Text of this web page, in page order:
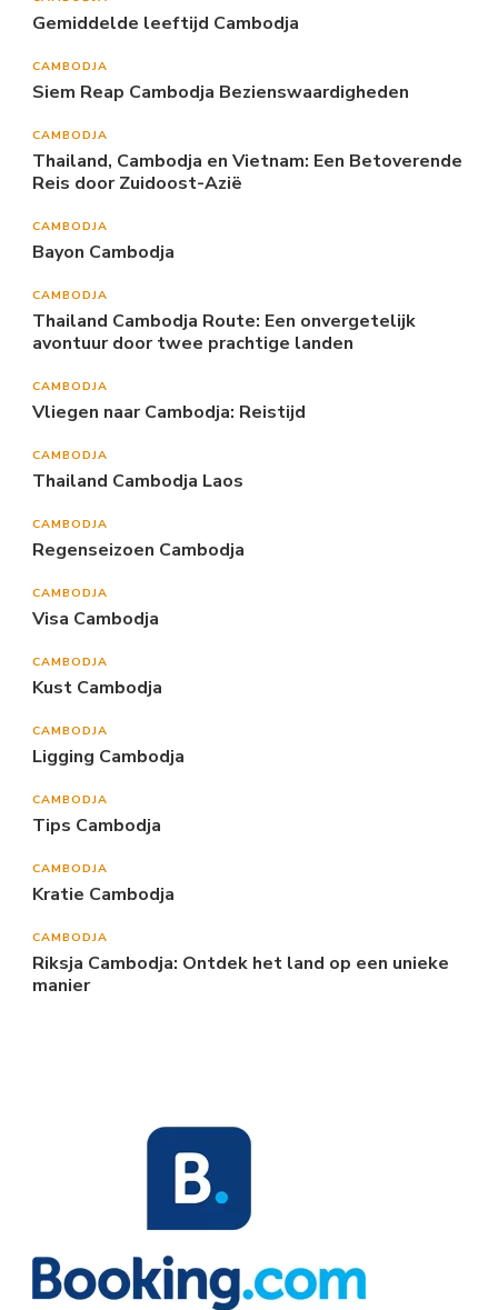
Gemiddelde leeftijd Cambodja
CAMBODJA
Siem Reap Cambodja Bezienswaardigheden
CAMBODJA
Thailand, Cambodja en Vietnam: Een Betoverende
Reis door Zuidoost-Azië
CAMBODJA
Bayon Cambodja
CAMBODJA
Thailand Cambodja Route: Een onvergetelijk
avontuur door twee prachtige landen
CAMBODJA
Vliegen naar Cambodja: Reistijd
CAMBODJA
Thailand Cambodja Laos
CAMBODJA
Regenseizoen Cambodja
CAMBODJA
Visa Cambodja
CAMBODJA
Kust Cambodja
CAMBODJA
Ligging Cambodja
CAMBODJA
Tips Cambodja
CAMBODJA
Kratie Cambodja
CAMBODJA
Riksja Cambodja: Ontdek het land op een unieke
manier